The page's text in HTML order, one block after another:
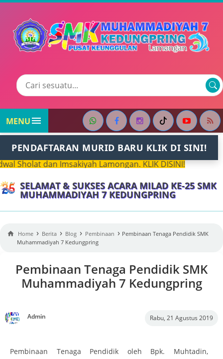
MENU
PENDAFTARAN MURID BARU KLIK DI SINI!
dan Imsakiyah Lamongan. KLIK DISINI!
SELAMAT & SUKSES ACARA MILAD KE-25 SMK
MUHAMMADIYAH 7 KEDUNGPRING
 Home › Berita › Blog › Pembinaan › Pembinaan Tenaga Pendidik SMK
Muhammadiyah 7 Kedungpring
Pembinaan Tenaga Pendidik SMK
Muhammadiyah 7 Kedungpring
Admin Rabu, 21 Agustus 2019
Pembinaan Tenaga Pendidik oleh Bpk. Muhtadin,